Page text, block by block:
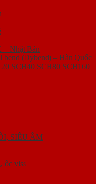
– Nhật Bản
bend (Dybend) – Hàn Quốc
SCH40 SCH80 SCH160
SIÊU ÂM
ốc viss